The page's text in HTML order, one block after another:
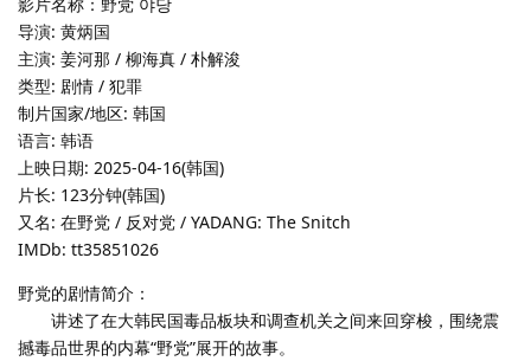
导演: 黄炳国
主演: 姜河那 / 柳海真 / 朴解浚
类型: 剧情 / 犯罪
制片国家/地区: 韩国
语言: 韩语
上映日期: 2025-04-16(韩国)
片长: 123分钟(韩国)
又名: 在野党 / 反对党 / YADANG: The Snitch
IMDb: tt35851026
野党的剧情简介：
讲述了在大韩民国毒品板块和调查机关之间来回穿梭，围绕震
撼毒品世界的内幕“野党”展开的故事。